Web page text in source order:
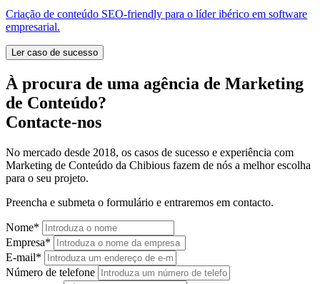
Criação de conteúdo SEO-friendly para o líder ibérico em software
empresarial.
Ler caso de sucesso
À procura de uma agência de Marketing
de Conteúdo?
Contacte-nos
No mercado desde 2018, os casos de sucesso e experiência com
Marketing de Conteúdo da Chibious fazem de nós a melhor escolha
para o seu projeto.
Preencha e submeta o formulário e entraremos em contacto.
Nome*
Empresa*
E-mail*
Número de telefone